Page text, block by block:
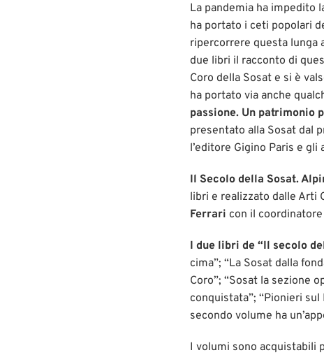
La pandemia ha impedito
ha portato i ceti popolari
ripercorrere questa lunga
due libri il racconto di
Coro della Sosat e si è
ha portato via anche
passione. Un patrimonio
presentato alla Sosat dal
l’editore Gigino Paris e gli
Il Secolo della Sosat.
libri e realizzato dalle Arti
Ferrari con il coordinatore
I due libri de “Il secolo
cima”; “La Sosat dalla
Coro”; “Sosat la sezione
conquistata”; “Pionieri sul
secondo volume ha
I volumi sono acquistabili